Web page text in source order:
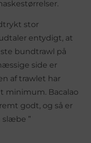
stor
entydigt, at
bundtrawl på
side er
af trawlet har
minimum. Bacalao
godt, og så er
”